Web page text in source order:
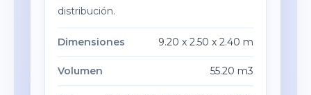
distribución.
Dimensiones 9.20 x 2.50 x 2.40 m
Volumen 55.20 m3